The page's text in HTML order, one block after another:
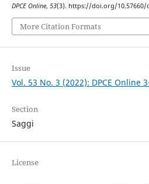
DPCE Online, 53(3). https://doi.org/10.57660/
More Citation Formats
Issue
Vol. 53 No. 3 (2022): DPCE Online
Section
Saggi
License